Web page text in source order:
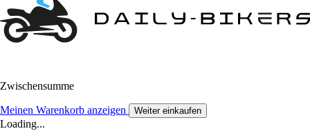
Zwischensumme
Meinen Warenkorb anzeigen Weiter einkaufen
Loading...